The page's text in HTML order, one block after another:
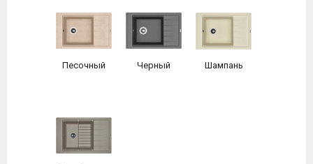
Песочный Черный Шампань